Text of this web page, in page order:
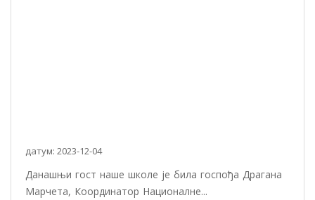
датум: 2023-12-04
Данашњи гост наше школе је била госпођа Драгана
Марчета, Координатор Националне...